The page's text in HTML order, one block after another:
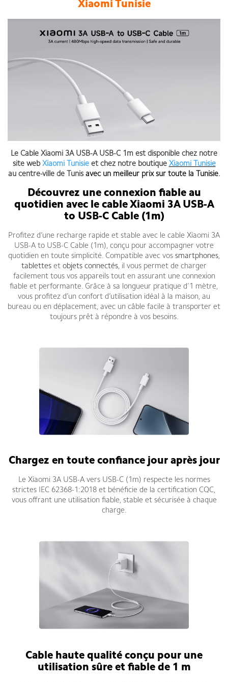
Xiaomi Tunisie
Le Cable Xiaomi 3A USB-A USB-C 1m est disponible chez notre
site web Xiaomi Tunisieet chez notre boutique Xiaomi Tunisie
au centre-ville de Tunis avec un meilleur prix sur toute la Tunisie.
Découvrez une connexion fiable au
quotidien avec le cable Xiaomi 3A USB-A
to USB-C Cable (1m)
Profitez d’une recharge rapide et stable avec le cable Xiaomi 3A
USB-A to USB-C Cable (1m), conçu pour accompagner votre
quotidien en toute simplicité. Compatible avec vos smartphones,
tablettes et objets connectés, il vous permet de charger
facilement tous vos appareils tout en assurant une connexion
fiable et performante. Grâce à sa longueur pratique d’1 mètre,
vous profitez d’un confort d’utilisation idéal à la maison, au
bureau ou en déplacement, avec un câble facile à transporter et
toujours prêt à répondre à vos besoins.
Chargez en toute confiance jour après jour
Le Xiaomi 3A USB-A vers USB-C (1m) respecte les normes
strictes IEC 62368-1:2018 et bénéficie de la certification CQC,
vous offrant une utilisation fiable, stable et sécurisée à chaque
charge.
Cable haute qualité conçu pour une
utilisation sûre et fiable de 1 m